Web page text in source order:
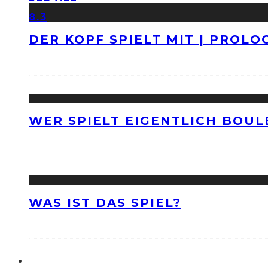
8.3
DER KOPF SPIELT MIT |
WER SPIELT EIGENTLICH
WAS IST DAS SPIEL?